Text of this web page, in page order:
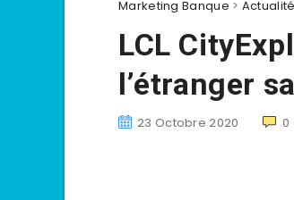
Marketing Banque > Actualité
LCL
l’étranger
23 Octobre 2020 0